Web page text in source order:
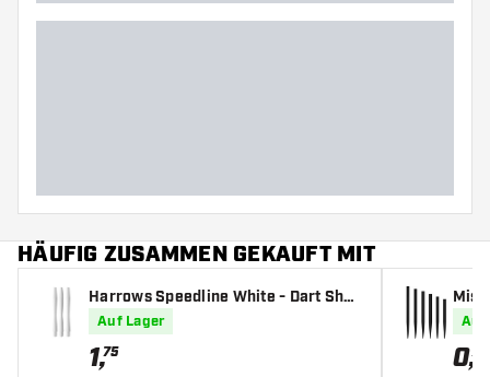
HÄUFIG ZUSAMMEN GEKAUFT MIT
Harrows Speedline White - Dart Shaf
ts
Auf Lager
1,75
Auf
0,75